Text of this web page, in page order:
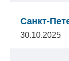
Санкт-
30.10.2025